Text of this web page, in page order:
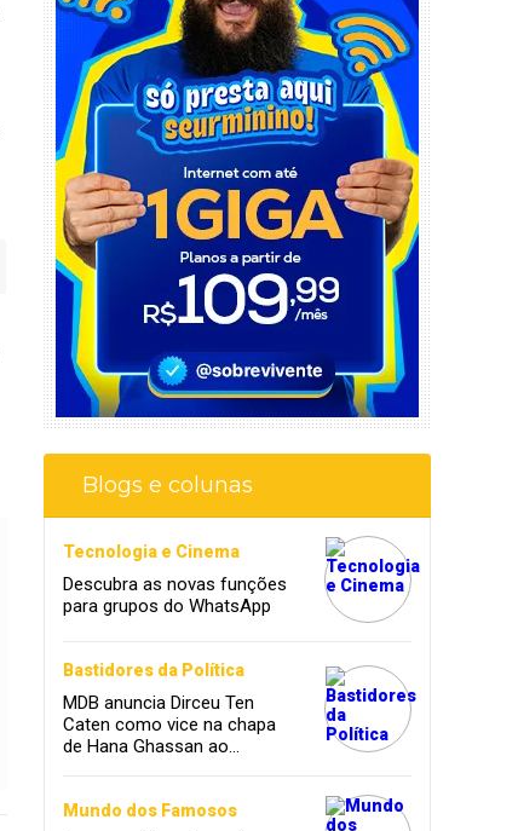
Blogs e colunas
Tecnologia e Cinema
Descubra as novas funções
para grupos do WhatsApp
Bastidores da Política
MDB anuncia Dirceu Ten
Caten como vice na chapa
de Hana Ghassan ao
Mundo dos Famosos